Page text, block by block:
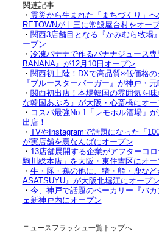
関連記事
・ 震災から生まれた「まちづくり」
RETOWNが十三に常設屋台村をオー
・ 関西3店舗目となる『かみむら牧場
ープン
・ 冷凍バナナで作るバナナジュース
BANANA』が12月10日オープン
・ 関西初上陸！DXで高品質×低価格
『ブルースターバーガー』が神戸・
・ 関西初出店！本場韓国の雰囲気を
な韓国あぷろ』が大阪・心斎橋にオー
・ コスパ最強No.1「レモホル酒場」
出店！
・ TVやInstagramで話題になった「
が実店舗を裏なんばにオープン
・ 13店舗展開する企業がアフターコ
駒川総本店」を大阪・東住吉区にオー
・ 牛・豚・鶏の他に、猪・熊・鹿な
ASATSUYU』が大阪北堀江にオープン
・ 今、神戸で話題のベーカリー『バ
ェ新神戸内にオープン
ニュースフラッシュ一覧トップへ